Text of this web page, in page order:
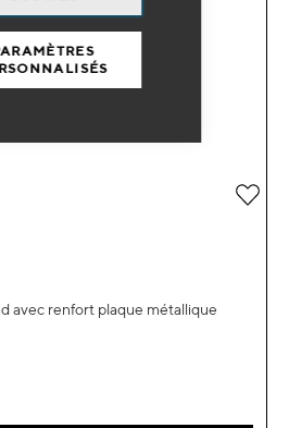
avec renfort plaque métallique